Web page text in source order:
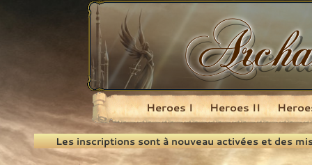
Recherche
Heroes I Heroes II
Les inscriptions sont à nouveau activées et des